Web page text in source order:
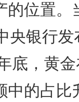
的位置。
央银行发
底，黄
中的占比